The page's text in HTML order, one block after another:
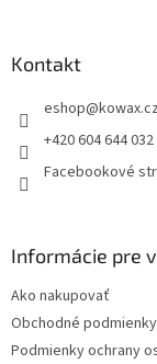
Kontakt
eshop@kowax.cz
+420 604 644 032
Facebookové
Informácie pre
Ako nakupovať
Obchodné podmienky
Podmienky ochrany